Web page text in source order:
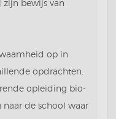
bewijs van
op in
opdrachten.
opleiding bio-
de school waar